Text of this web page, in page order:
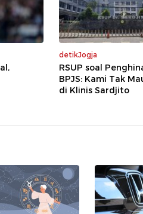
detikJogja
RSUP soal
BPJS: Kami Tak
di Klinis Sardjito